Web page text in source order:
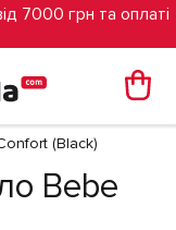
7000 грн та оплаті
(Black)
Bebe